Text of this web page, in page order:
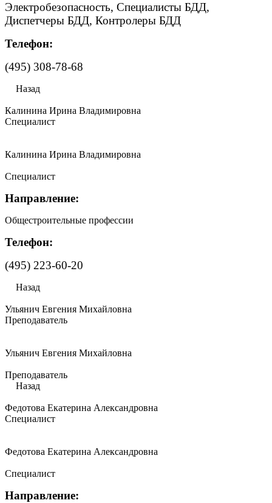
Электробезопасность, Специалисты БДД,
Диспетчеры БДД, Контролеры БДД
Телефон:
(495) 308-78-68
Назад
Калинина Ирина Владимировна
Специалист
Калинина Ирина Владимировна
Специалист
Направление:
Общестроительные профессии
Телефон:
(495) 223-60-20
Назад
Ульянич Евгения Михайловна
Преподаватель
Ульянич Евгения Михайловна
Преподаватель
Назад
Федотова Екатерина Александровна
Специалист
Федотова Екатерина Александровна
Специалист
Направление: